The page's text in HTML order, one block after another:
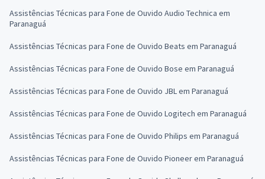
Assistências Técnicas para Fone de Ouvido Audio Technica em
Paranaguá
Assistências Técnicas para Fone de Ouvido Beats em Paranaguá
Assistências Técnicas para Fone de Ouvido Bose em Paranaguá
Assistências Técnicas para Fone de Ouvido JBL em Paranaguá
Assistências Técnicas para Fone de Ouvido Logitech em Paranaguá
Assistências Técnicas para Fone de Ouvido Philips em Paranaguá
Assistências Técnicas para Fone de Ouvido Pioneer em Paranaguá